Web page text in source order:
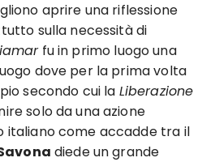
aprire una riflessione
sulla necessità di
fu in primo luogo una
dove per la prima volta
secondo cui la Liberazione
solo da una azione
italiano come accadde tra il
diede un grande